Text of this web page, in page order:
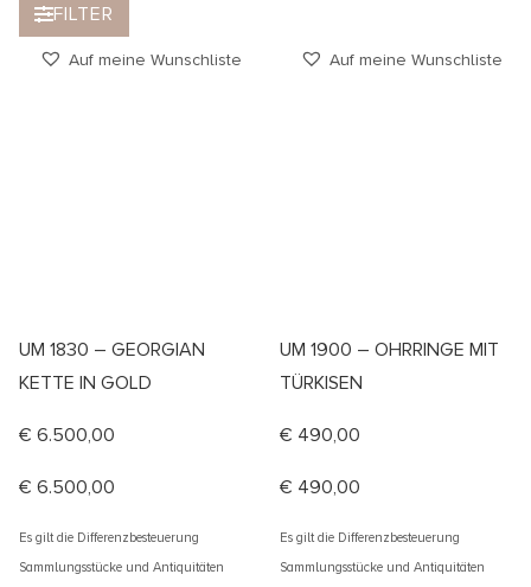
FILTER
Auf meine Wunschliste
UM 1830 – GEORGIAN
KETTE IN GOLD
€ 6.500,00
€ 6.500,00
Es gilt die Differenzbesteuerung
Sammlungsstücke und Antiquitäten
Auf meine Wunschliste
UM 1900 – OHRRINGE MIT
TÜRKISEN
€ 490,00
€ 490,00
Es gilt die Differenzbesteuerung
Sammlungsstücke und Antiquitäten